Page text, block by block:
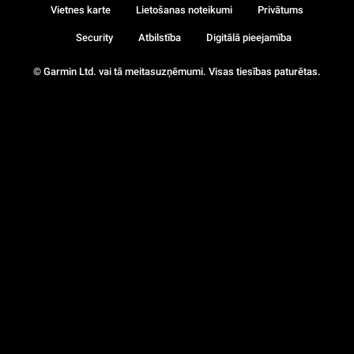
© Garmin Ltd. vai tā meitasuzņēmumi. Visas tiesības paturētas.
Vietnes karte Lietošanas noteikumi Privātums
Security Atbilstība Digitālā pieejamība